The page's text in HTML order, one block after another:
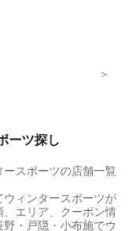
ーツ探し
スポーツの店舗一覧
ィンタースポーツが
エリア、クーポン情
・戸隠・小布施でウ